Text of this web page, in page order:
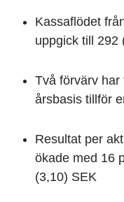
Kassaflödet
uppgick till 292
Två förvärv
årsbasis tillför
Resultat per
ökade med 16
(3,10) SEK